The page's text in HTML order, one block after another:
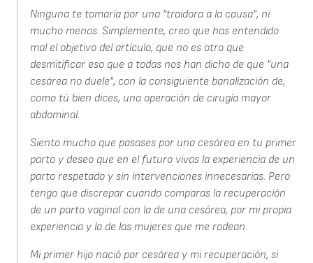
Ninguna te tomaría por una "traidora a la causa", ni
mucho menos. Simplemente, creo que has entendido
mal el objetivo del artículo, que no es otro que
desmitificar eso que a todas nos han dicho de que "una
cesárea no duele", con la consiguiente banalización de,
como tú bien dices, una operación de cirugía mayor
abdominal.
Siento mucho que pasases por una cesárea en tu primer
parto y deseo que en el futuro vivas la experiencia de un
parto respetado y sin intervenciones innecesarias. Pero
tengo que discrepar cuando comparas la recuperación
de un parto vaginal con la de una cesárea, por mi propia
experiencia y la de las mujeres que me rodean.
Mi primer hijo nació por cesárea y mi recuperación, si